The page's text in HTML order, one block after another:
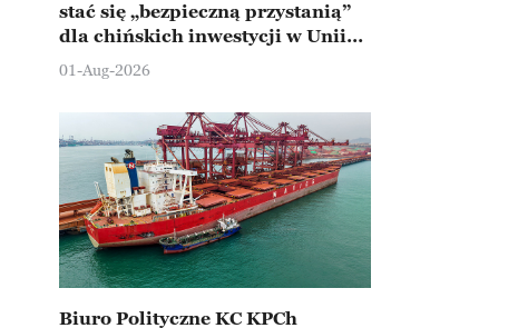
stać się „bezpieczną przystanią”
dla chińskich inwestycji w Unii
Europejskiej
01-Aug-2026
Biuro Polityczne KC KPCh